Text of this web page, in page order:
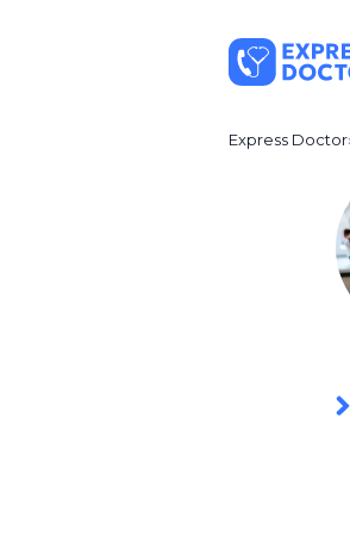
Express Doctor